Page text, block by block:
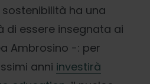
ha una
di essere insegnata ai
Ambrosino -: per
anni investirà